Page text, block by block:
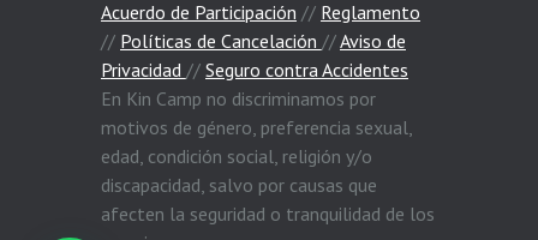
Acuerdo de Participación // Reglamento
// Políticas de Cancelación //Aviso de
Privacidad // Seguro contra Accidentes
En Kin Camp no discriminamos por
motivos de género, preferencia sexual,
edad, condición social, religión y/o
discapacidad, salvo por causas que
afecten la seguridad o tranquilidad de los